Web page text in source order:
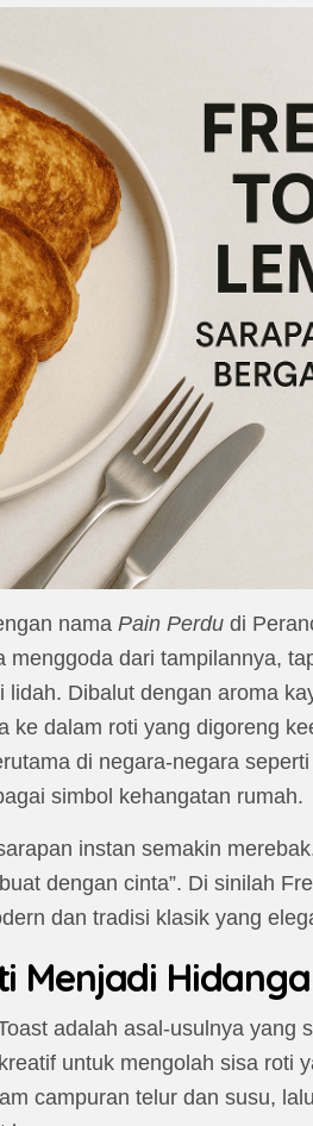
nama Pain Perdu di
menggoda dari tampilannya,
Dibalut dengan aroma
ke dalam roti yang digoreng
di negara-negara
simbol kehangatan rumah.
instan semakin
dengan cinta”. Di sinilah
dan tradisi klasik yang
Menjadi
adalah asal-usulnya yang
untuk mengolah sisa roti
campuran telur dan susu,